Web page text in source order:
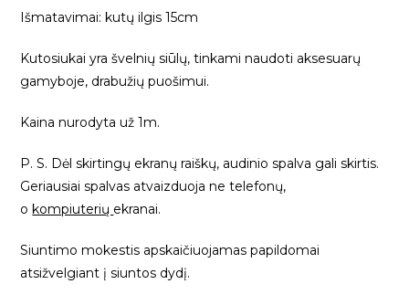
Išmatavimai: kutų ilgis 15cm
Kutosiukai yra švelnių siūlų, tinkami naudoti aksesuarų
gamyboje, drabužių puošimui.
Kaina nurodyta už 1m.
P. S. Dėl skirtingų ekranų raiškų, audinio spalva gali skirtis.
Geriausiai spalvas atvaizduoja ne telefonų,
o kompiuterių ekranai.
Siuntimo mokestis apskaičiuojamas papildomai
atsižvelgiant į siuntos dydį.